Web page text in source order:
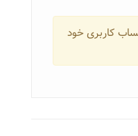
کاربری خود